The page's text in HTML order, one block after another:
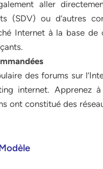
aller
(SDV) ou d’autres
Internet à la base de
des forums sur
internet. Apprenez
ont constitué des